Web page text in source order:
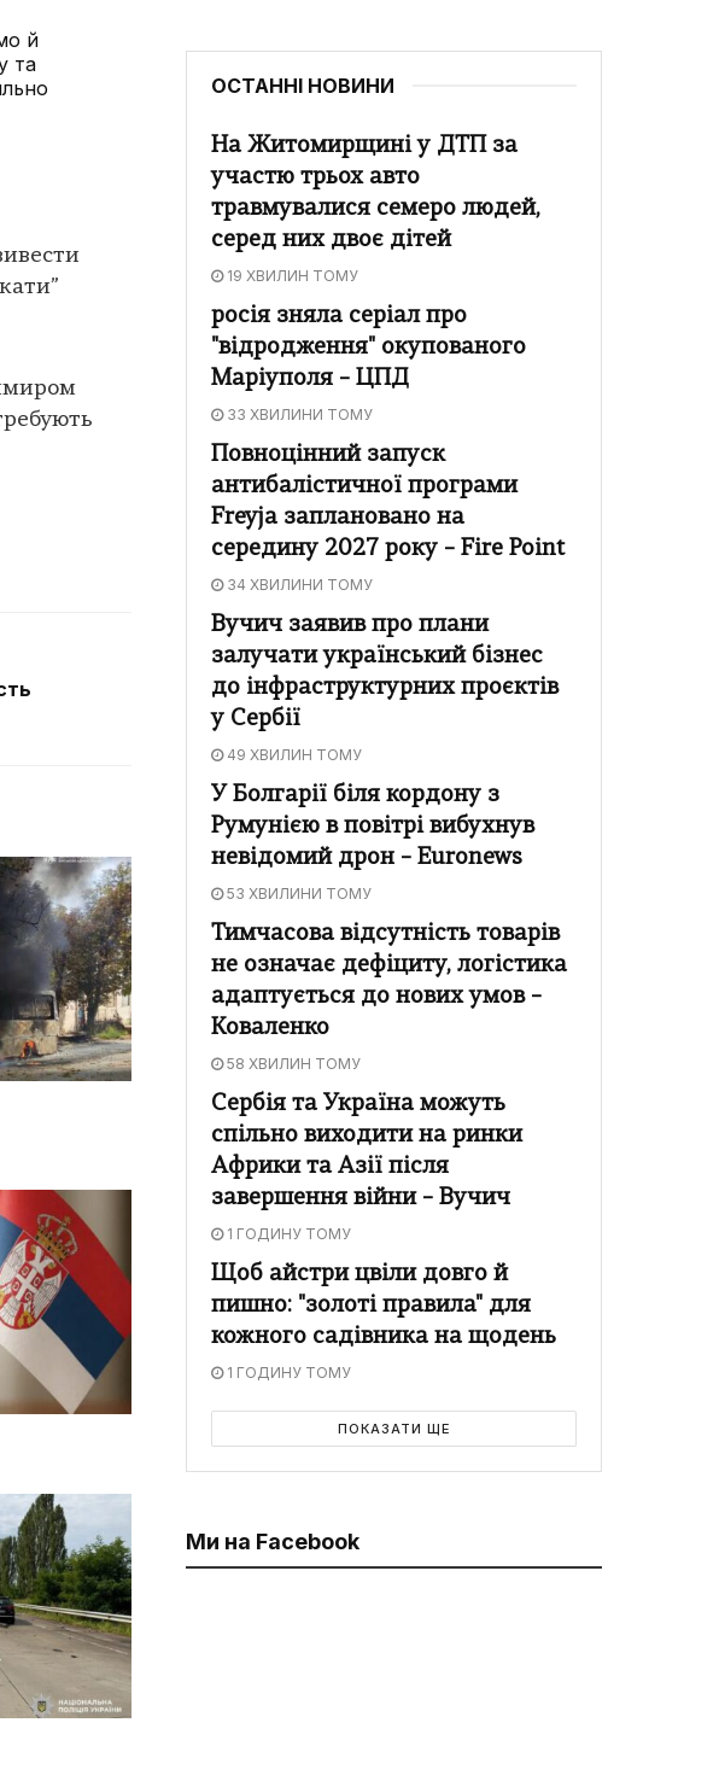
й
та
ОСТАННІ НОВИНИ
На Житомирщині у ДТП за
участю трьох авто
травмувалися семеро людей,
серед них двоє дітей
19 ХВИЛИН ТОМУ
росія зняла серіал про
"відродження" окупованого
Маріуполя – ЦПД
33 ХВИЛИНИ ТОМУ
Повноцінний запуск
антибалістичної програми
Freyja заплановано на
середину 2027 року – Fire Point
34 ХВИЛИНИ ТОМУ
Вучич заявив про плани
залучати український бізнес
до інфраструктурних проєктів
у Сербії
49 ХВИЛИН ТОМУ
У Болгарії біля кордону з
Румунією в повітрі вибухнув
невідомий дрон – Euronews
53 ХВИЛИНИ ТОМУ
Тимчасова відсутність товарів
не означає дефіциту, логістика
адаптується до нових умов –
Коваленко
58 ХВИЛИН ТОМУ
Сербія та Україна можуть
спільно виходити на ринки
Африки та Азії після
завершення війни – Вучич
1 ГОДИНУ ТОМУ
Щоб айстри цвіли довго й
пишно: "золоті правила" для
кожного садівника на щодень
1 ГОДИНУ ТОМУ
ПОКАЗАТИ ЩЕ
Ми на Facebook